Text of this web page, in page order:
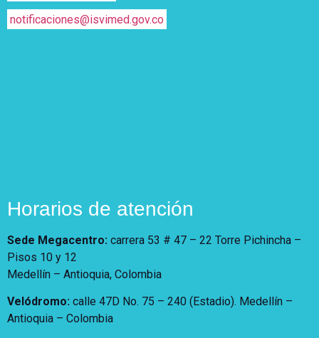
notificaciones@isvimed.gov.co
Horarios de atención
Sede Megacentro: carrera 53 # 47 – 22 Torre Pichincha –
Pisos 10 y 12
Medellín – Antioquia, Colombia
Velódromo: calle 47D No. 75 – 240 (Estadio). Medellín –
Antioquia – Colombia